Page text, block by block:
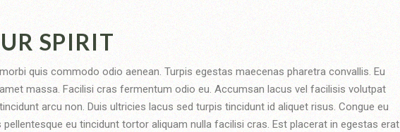
SPIRIT
quis commodo odio aenean. Turpis egestas maecenas pharetra convallis. Eu
massa. Facilisi cras fermentum odio eu. Accumsan lacus vel facilisis volutpat
arcu non. Duis ultricies lacus sed turpis tincidunt id aliquet risus. Congue eu
eu tincidunt tortor aliquam nulla facilisi cras. Est placerat in egestas erat